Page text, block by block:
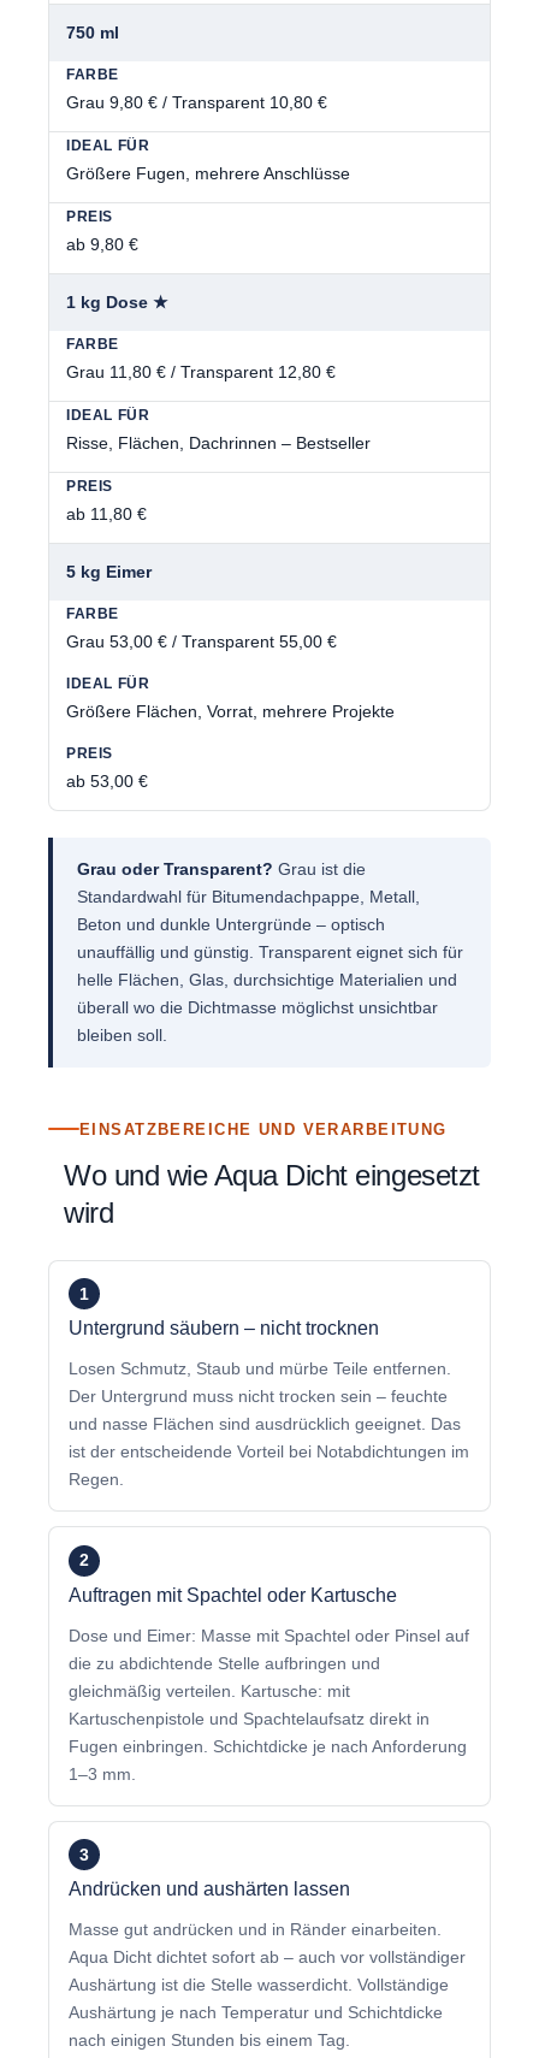
750 ml
Grau 9,80 € / Transparent 10,80 €
Größere Fugen, mehrere Anschlüsse
ab 9,80 €
1 kg Dose ★
Grau 11,80 € / Transparent 12,80 €
Risse, Flächen, Dachrinnen – Bestseller
ab 11,80 €
5 kg Eimer
Grau 53,00 € / Transparent 55,00 €
Größere Flächen, Vorrat, mehrere Projekte
ab 53,00 €
Grau oder Transparent? Grau ist die
Standardwahl für Bitumendachpappe, Metall,
Beton und dunkle Untergründe – optisch
unauffällig und günstig. Transparent eignet sich für
helle Flächen, Glas, durchsichtige Materialien und
überall wo die Dichtmasse möglichst unsichtbar
bleiben soll.
EINSATZBEREICHE UND VERARBEITUNG
Wo und wie Aqua Dicht eingesetzt
wird
1
Untergrund säubern – nicht trocknen
Losen Schmutz, Staub und mürbe Teile entfernen.
Der Untergrund muss nicht trocken sein – feuchte
und nasse Flächen sind ausdrücklich geeignet. Das
ist der entscheidende Vorteil bei Notabdichtungen im
Regen.
2
Auftragen mit Spachtel oder Kartusche
Dose und Eimer: Masse mit Spachtel oder Pinsel auf
die zu abdichtende Stelle aufbringen und
gleichmäßig verteilen. Kartusche: mit
Kartuschenpistole und Spachtelaufsatz direkt in
Fugen einbringen. Schichtdicke je nach Anforderung
1–3 mm.
3
Andrücken und aushärten lassen
Masse gut andrücken und in Ränder einarbeiten.
Aqua Dicht dichtet sofort ab – auch vor vollständiger
Aushärtung ist die Stelle wasserdicht. Vollständige
Aushärtung je nach Temperatur und Schichtdicke
nach einigen Stunden bis einem Tag.